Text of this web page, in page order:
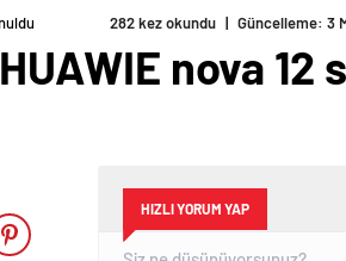
282 kez okundu | Güncelleme: 3
nova 12 s
HIZLI YORUM YAP